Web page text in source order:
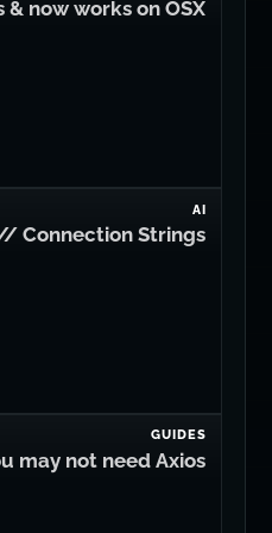
now works on OSX
AI
Connection Strings
GUIDES
may not need Axios